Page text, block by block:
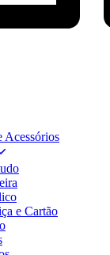
Acessórios
e Cartão